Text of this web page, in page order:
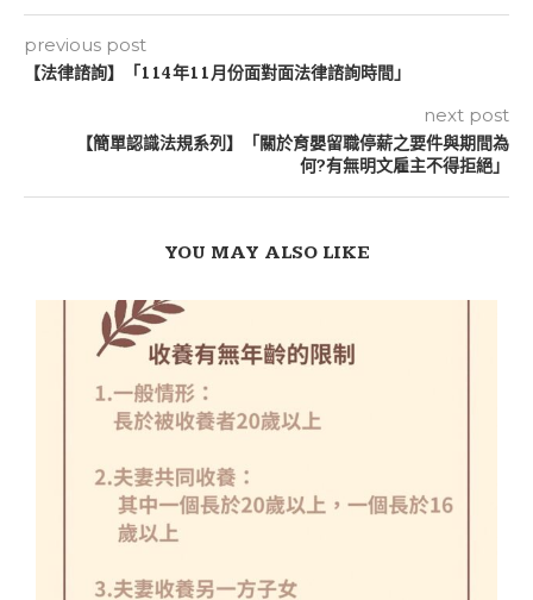
previous post
【法律諮詢】「114年11月份面對面法律諮詢時間」
next post
【簡單認識法規系列】「關於育嬰留職停薪之要件與期間為
何?有無明文雇主不得拒絕」
YOU MAY ALSO LIKE